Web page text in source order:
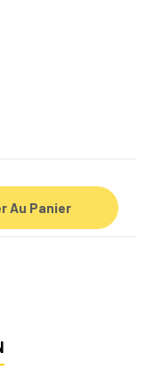
Au Panier